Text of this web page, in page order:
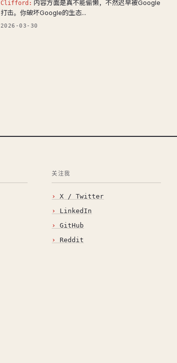
Clifford:
打击。你破坏Google的生态...
2026-03-30
关注我
X / Twitter
LinkedIn
GitHub
Reddit